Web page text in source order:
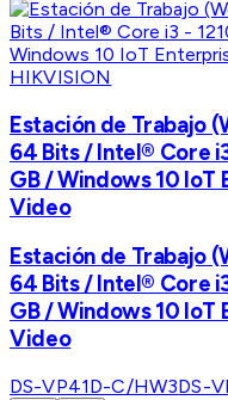
HIKVISION
Estación de Trabajo
64 Bits / Intel® Core
GB / Windows 10
Video
Estación de Trabajo
64 Bits / Intel® Core
GB / Windows 10
Video
DS-VP41D-C/HW3DS-